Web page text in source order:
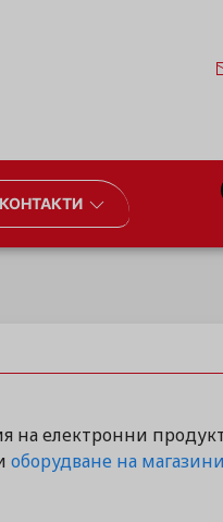
КОНТАКТИ
на електронни
оборудване на магазини